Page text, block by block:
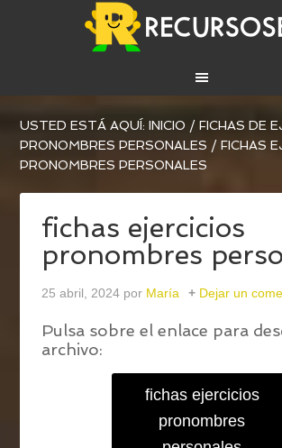
USTED ESTÁ AQUÍ:INICIO / FICHAS DE
PRONOMBRES PERSONALES / FICHAS
PRONOMBRES PERSONALES
fichas ejercicios
pronombres
25 abril, 2024 por María Dejar un
Pulsa sobre el enlace para
archivo:
fichas ejercicios
pronombres